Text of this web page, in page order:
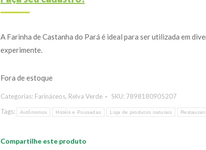
A Farinha de Castanha do Pará é ideal para ser utilizada em
experimente.
Fora de estoque
Categorias: Farináceos, Relva Verde SKU: 7898180905207
Tags:
Autônomos Hotéis e Pousadas Loja de produtos naturais
Compartilhe este produto